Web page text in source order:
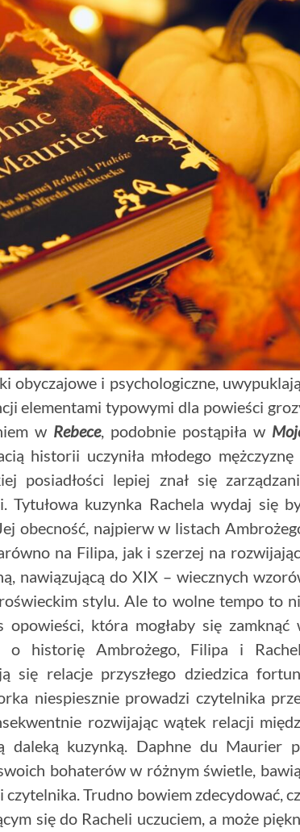
obyczajowe i psychologiczne,
elementami typowymi dla powieści
w Rebece, podobnie postąpiła w
historii uczyniła młodego mężczyznę
posiadłości lepiej znał się
Tytułowa kuzynka Rachela wydaj się
obecność, najpierw w listach
na Filipa, jak i szerzej na
nawiązującą do XIX – wiecznych
stylu. Ale to wolne tempo to
która mogłaby się zamknąć
historię Ambrożego, Filipa i
się relacje przyszłego dziedzica
niespiesznie prowadzi czytelnika
rozwijając wątek relacji
daleką kuzynką. Daphne du Maurier
bohaterów w różnym świetle,
Trudno bowiem zdecydować,
się do Racheli uczuciem, a może